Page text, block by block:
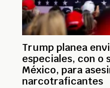
Trump planea
especiales, con o
México, para
narcotraficantes